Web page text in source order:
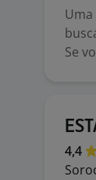
Se
4,4